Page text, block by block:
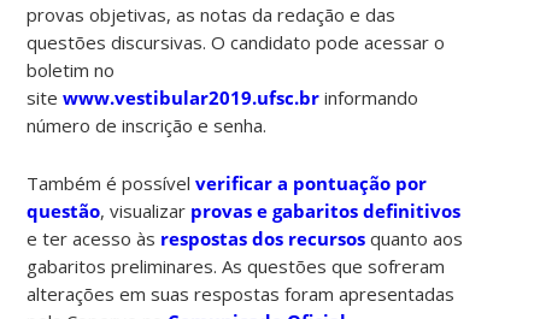
provas objetivas, as notas da redação e das
questões discursivas. O candidato pode acessar o
boletim no
sitewww.vestibular2019.ufsc.br informando
número de inscrição e senha.
Também é possívelverificar a pontuação por
questão, visualizar provas e gabaritos definitivos
e ter acesso às respostas dos recursos quanto aos
gabaritos preliminares. As questões que sofreram
alterações em suas respostas foram apresentadas